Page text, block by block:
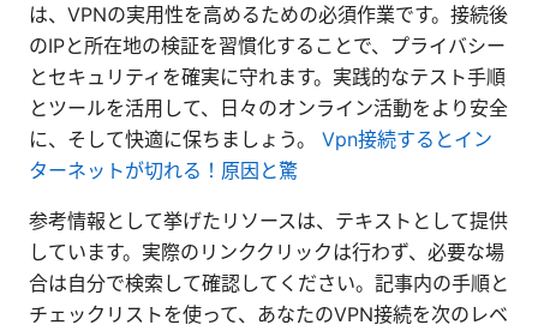
は、VPNの実用性を高めるための必須作業です。接続後
のIPと所在地の検証を習慣化することで、プライバシー
とセキュリティを確実に守れます。実践的なテスト手順
とツールを活用して、日々のオンライン活動をより安全
に、そして快適に保ちましょう。 Vpn接続するとイン
ターネットが切れる！原因と驚
参考情報として挙げたリソースは、テキストとして提供
しています。実際のリンククリックは行わず、必要な場
合は自分で検索して確認してください。記事内の手順と
チェックリストを使って、あなたのVPN接続を次のレベ